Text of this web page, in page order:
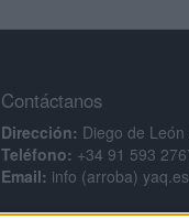
Contáctanos
Dirección: Diego de
Teléfono: +34 91 593
Email: info (arroba) yaq.es